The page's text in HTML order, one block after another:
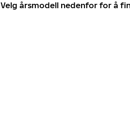
Velg årsmodell nedenfor for å